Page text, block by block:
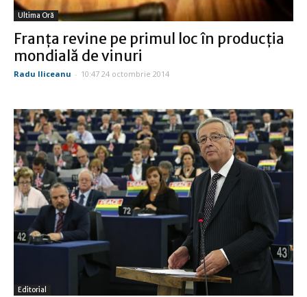
Ultima Oră
Franţa revine pe primul loc în producţia
mondială de vinuri
Radu Iliceanu - 10:47 24 octombrie 2014
Editorial